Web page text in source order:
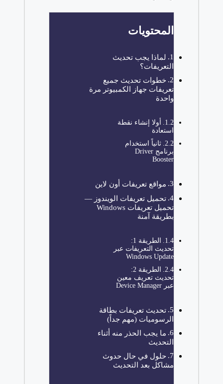
المحتويات
لماذا يجب تحديث
التعريفات؟
خطوات تحديث جميع
تعريفات جهاز الكمبيوتر مرة
واحدة
أولا إنشاء نقطة
استعادة
ثانياً استخدام
برنامج Driver
Booster
مواقع تعريفات أون لاين
تحميل تعريفات الويندوز —
تحميل تعريفات Windows
بطريقة آمنة
الطريقة 1:
تحديث التعريفات عبر
Windows Update
الطريقة 2:
تحديث تعريف معين
عبر Device Manager
تحديث تعريفات بطاقة
الرسوميات (مهم جداً)
ما يجب الحذر منه أثناء
التحديث
حلول في حال حدوث
مشاكل بعد التحديث